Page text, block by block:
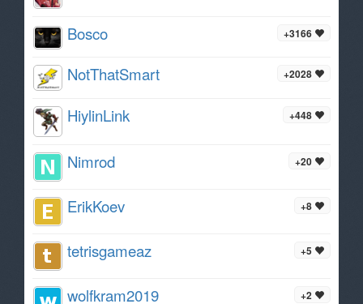
+3166
Bosco
+2028
NotThatSmart
+448
HiylinLink
+20
Nimrod
+8
ErikKoev
+5
tetrisgameaz
+2
wolfkram2019